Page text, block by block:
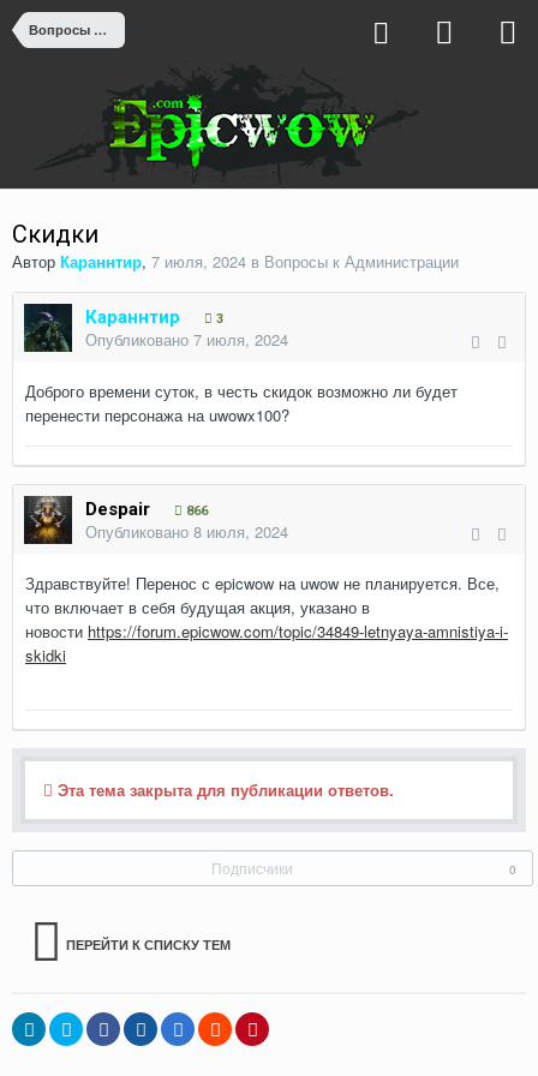
Вопросы к Администрации
Скидки
Автор Караннтир, 7 июля, 2024 в Вопросы к Администрации
Караннтир 3
Опубликовано 7 июля, 2024
Доброго времени суток, в честь скидок возможно ли будет
перенести персонажа на uwowx100?
Despair 866
Опубликовано 8 июля, 2024
Здравствуйте! Перенос с epicwow на uwow не планируется. Все,
что включает в себя будущая акция, указано в
новости https://forum.epicwow.com/topic/34849-letnyaya-amnistiya-i-
skidki
Эта тема закрыта для публикации ответов.
Подписчики 0
ПЕРЕЙТИ К СПИСКУ ТЕМ